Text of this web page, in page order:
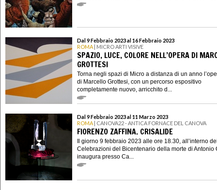
Dal 9 Febbraio 2023 al 16 Febbraio 2023
ROMA | MICRO ARTI VISIVE
SPAZIO, LUCE, COLORE NELL’OPERA DI
GROTTESI
Torna negli spazi di Micro a distanza di un anno
di Marcello Grottesi, con un percorso espositivo
completamente nuovo, arricchito d...
Dal 9 Febbraio 2023 al 11 Marzo 2023
ROMA | CANOVA22 - ANTICA FORNACE DEL CANOVA
FIORENZO ZAFFINA. CRISALIDE
Il giorno 9 febbraio 2023 alle ore 18.30, all’interno
Celebrazioni del Bicentenario della morte di Antonio
inaugura presso Ca...